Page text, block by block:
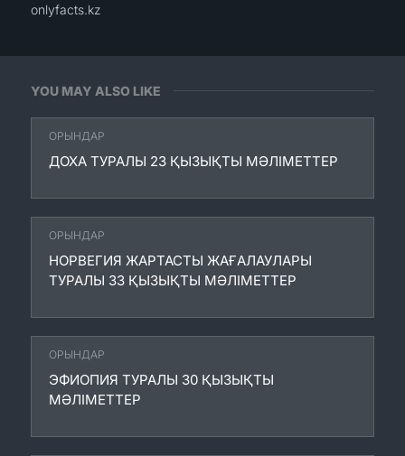
YOU MAY ALSO LIKE
ОРЫНДАР
ДОХА ТУРАЛЫ 23 ҚЫЗЫҚТЫ МӘЛІМЕТТЕР
ОРЫНДАР
НОРВЕГИЯ ЖАРТАСТЫ ЖАҒАЛАУЛАРЫ
ТУРАЛЫ 33 ҚЫЗЫҚТЫ МӘЛІМЕТТЕР
ОРЫНДАР
ЭФИОПИЯ ТУРАЛЫ 30 ҚЫЗЫҚТЫ
МӘЛІМЕТТЕР
onlyfacts.kz